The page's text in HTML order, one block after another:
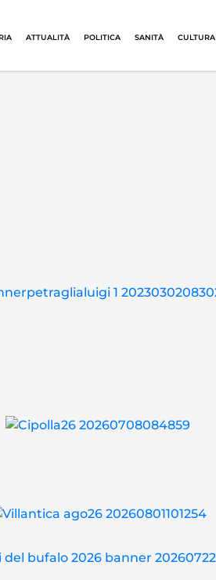
ATTUALITÀ POLITICA SANITÀ CULTURA